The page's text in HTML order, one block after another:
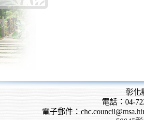
彰化
電話：04-
電子郵件：